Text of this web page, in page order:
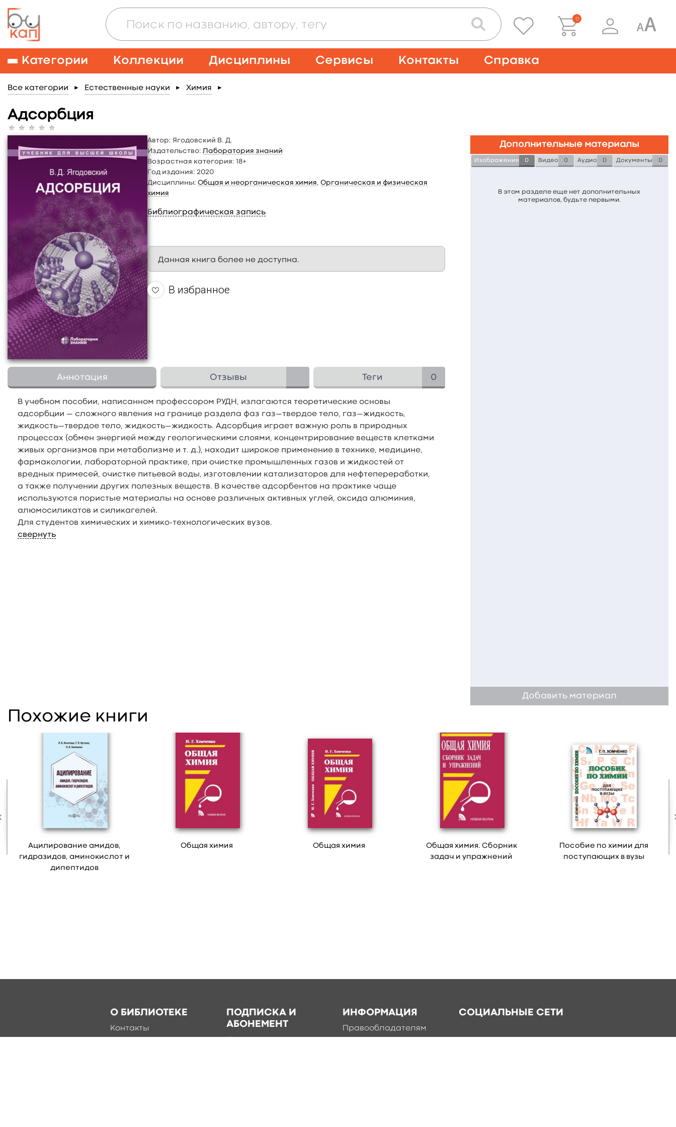
0
Категории Коллекции Дисциплины Сервисы Контакты Справка
Все категории ► Естественные науки ► Химия ►
Адсорбция
Автор: Ягодовский В. Д.
Издательство: Лаборатория знаний
Возрастная категория: 18+
Год издания: 2020
Дисциплины: Общая и неорганическая химия ,Органическая и физическая
химия
Библиографическая запись
Данная книга более не доступна.
В избранное
Аннотация Отзывы Теги 0
В учебном пособии, написанном профессором РУДН, излагаются теоретические основы
адсорбции — сложного явления на границе раздела фаз газ—твердое тело, газ—жидкость,
жидкость—твердое тело, жидкость—жидкость. Адсорбция играет важную роль в природных
процессах (обмен энергией между геологическими слоями, концентрирование веществ клетками
живых организмов при метаболизме и т. д.), находит широкое применение в технике, медицине,
фармакологии, лабораторной практике, при очистке промышленных газов и жидкостей от
вредных примесей, очистке питьевой воды, изготовлении катализаторов для нефтепереработки,
а также получении других полезных веществ. В качестве адсорбентов на практике чаще
используются пористые материалы на основе различных активных углей, оксида алюминия,
алюмосиликатов и силикагелей.
Для студентов химических и химико-технологических вузов.
свернуть
Дополнительные материалы
Изображения 0 Видео 0 Аудио 0 Документы 0
В этом разделе еще нет дополнительных
материалов, будьте первыми.
Добавить материал
Похожие книги
Ацилирование амидов,
гидразидов, аминокислот и
дипептидов
Общая химия Общая химия
Общая химия. Сборник
задач и упражнений
Пособие по химии для
поступающих в вузы
О БИБЛИОТЕКЕ
Контакты
ПОДПИСКА И
АБОНЕМЕНТ
ИНФОРМАЦИЯ
Правообладателям
СОЦИАЛЬНЫЕ СЕТИ